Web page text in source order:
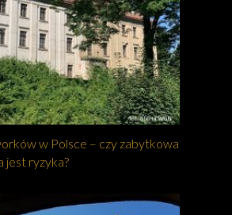
w Polsce – czy zabytkowa
jest ryzyka?